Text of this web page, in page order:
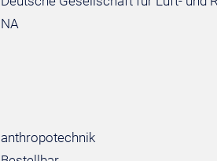
NA
anthropotechnik